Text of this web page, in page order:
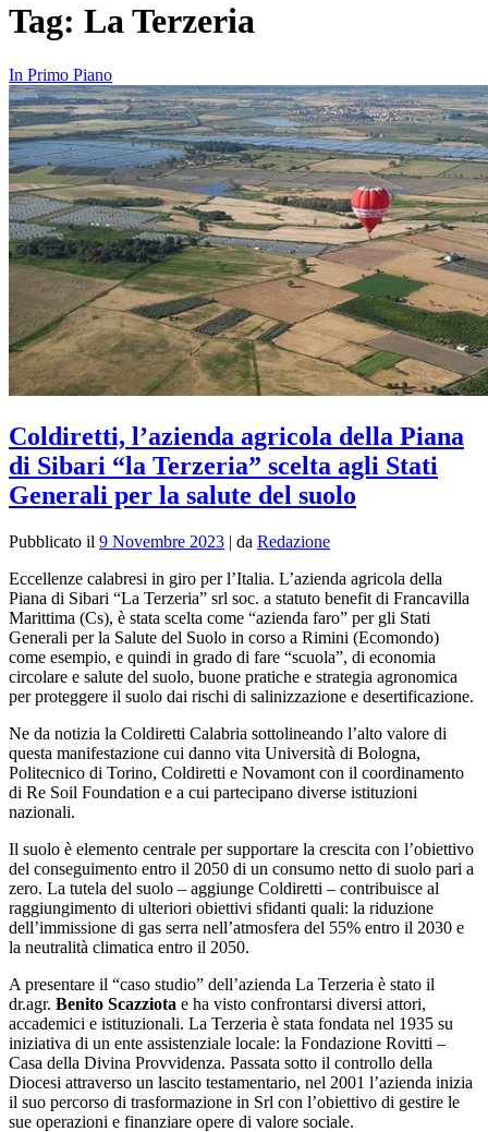
Tag: La Terzeria
In Primo Piano
Coldiretti, l’azienda agricola della Piana
di Sibari “la Terzeria” scelta agli Stati
Generali per la salute del suolo
Pubblicato il 9 Novembre 2023 | da Redazione
Eccellenze calabresi in giro per l’Italia. L’azienda agricola della
Piana di Sibari “La Terzeria” srl soc. a statuto benefit di Francavilla
Marittima (Cs), è stata scelta come “azienda faro” per gli Stati
Generali per la Salute del Suolo in corso a Rimini (Ecomondo)
come esempio, e quindi in grado di fare “scuola”, di economia
circolare e salute del suolo, buone pratiche e strategia agronomica
per proteggere il suolo dai rischi di salinizzazione e desertificazione.
Ne da notizia la Coldiretti Calabria sottolineando l’alto valore di
questa manifestazione cui danno vita Università di Bologna,
Politecnico di Torino, Coldiretti e Novamont con il coordinamento
di Re Soil Foundation e a cui partecipano diverse istituzioni
nazionali.
Il suolo è elemento centrale per supportare la crescita con l’obiettivo
del conseguimento entro il 2050 di un consumo netto di suolo pari a
zero. La tutela del suolo – aggiunge Coldiretti – contribuisce al
raggiungimento di ulteriori obiettivi sfidanti quali: la riduzione
dell’immissione di gas serra nell’atmosfera del 55% entro il 2030 e
la neutralità climatica entro il 2050.
A presentare il “caso studio” dell’azienda La Terzeria è stato il
dr.agr. Benito Scazziota e ha visto confrontarsi diversi attori,
accademici e istituzionali. La Terzeria è stata fondata nel 1935 su
iniziativa di un ente assistenziale locale: la Fondazione Rovitti –
Casa della Divina Provvidenza. Passata sotto il controllo della
Diocesi attraverso un lascito testamentario, nel 2001 l’azienda inizia
il suo percorso di trasformazione in Srl con l’obiettivo di gestire le
sue operazioni e finanziare opere di valore sociale.